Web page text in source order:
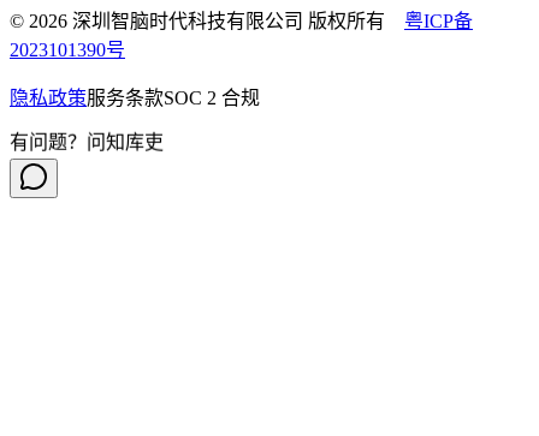
© 2026 深圳智脑时代科技有限公司 版权所有 粤ICP备
2023101390号
隐私政策服务条款SOC 2 合规
有问题？问知库吏